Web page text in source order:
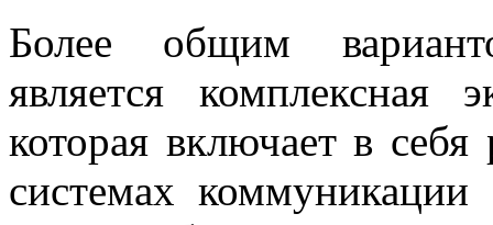
Более общим
является комплексная
которая включает в
системах